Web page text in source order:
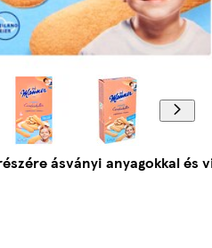
ásványi anyagokkal és